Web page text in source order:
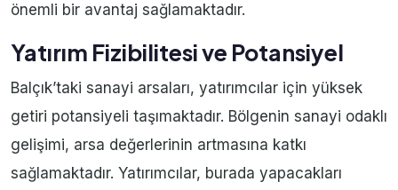
önemli bir avantaj sağlamaktadır.
Yatırım Fizibilitesi ve Potansiyel
Balçık’taki sanayi arsaları, yatırımcılar için yüksek
getiri potansiyeli taşımaktadır. Bölgenin sanayi odaklı
gelişimi, arsa değerlerinin artmasına katkı
sağlamaktadır. Yatırımcılar, burada yapacakları